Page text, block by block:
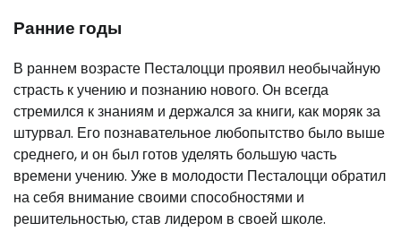
Ранние годы
В раннем возрасте Песталоцци проявил необычайную
страсть к учению и познанию нового. Он всегда
стремился к знаниям и держался за книги, как моряк за
штурвал. Его познавательное любопытство было выше
среднего, и он был готов уделять большую часть
времени учению. Уже в молодости Песталоцци обратил
на себя внимание своими способностями и
решительностью, став лидером в своей школе.